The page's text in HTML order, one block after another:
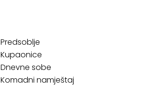
Predsoblje
Kupaonice
Dnevne sobe
Komadni namještaj